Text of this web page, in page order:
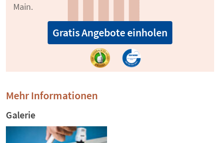
Main.
Gratis Angebote einholen
Mehr Informationen
Galerie